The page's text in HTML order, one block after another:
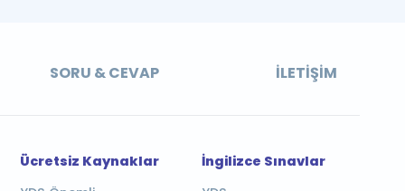
SORU & CEVAP İLETIŞIM
Ücretsiz Kaynaklar
İngilizce Sınavlar